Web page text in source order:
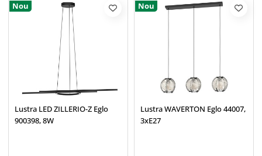
Nou
Lustra LED ZILLERIO-Z Eglo
900398, 8W
Nou
Lustra WAVERTON Eglo 44007,
3xE27